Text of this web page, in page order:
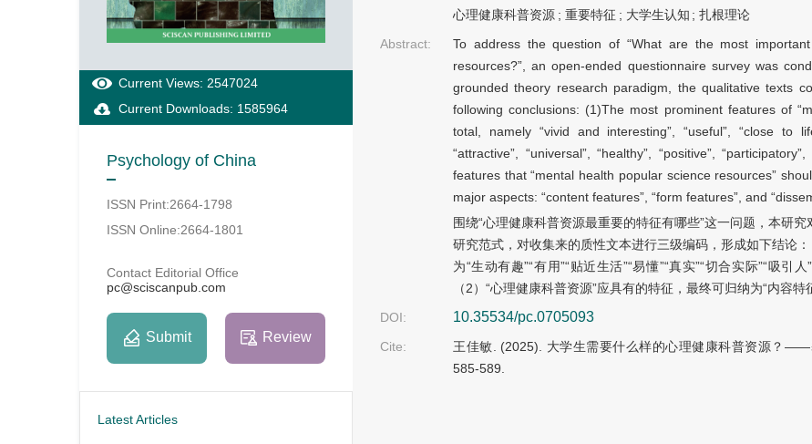
Current Views: 2547024
Current Downloads: 1585964
Psychology of China
ISSN Print:2664-1798
ISSN Online:2664-1801
Contact Editorial Office
pc@sciscanpub.com
Submit Review
Latest Articles
心理健康科普资源 ; 重要特征 ; 大学生认知 ;扎根理论
Abstract:
To address the question of “What are the most
resources?”, an open-ended questionnaire survey was
grounded theory research paradigm, the qualitative texts
following conclusions: (1)The most prominent features of
total, namely “vivid and interesting”, “useful”, “close to
“attractive”, “universal”, “healthy”, “positive”,
features that “mental health popular science resources”
major aspects: “content features”, “form features”, and
围绕“心理健康科普资源最重要的特征有哪些”这一问题，本研
研究范式，对收集来的质性文本进行三级编码，形成如下结论
为“生动有趣”“有用”“贴近生活”“易懂”“真实”“切合实际”“吸引人
（2）“心理健康科普资源”应具有的特征，最终可归纳为“内容特
DOI:
10.35534/pc.0705093
Cite:
王佳敏. (2025). 大学生需要什么样的心理健康科普资源？
585-589.